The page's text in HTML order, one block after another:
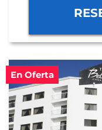
En Oferta